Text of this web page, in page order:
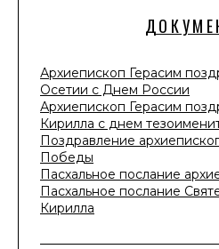
Архиепископ Герасим
Осетии с Днем России
Архиепископ Герасим
Кирилла с днем
Поздравление
Победы
Пасхальное послание
Пасхальное послание
Кирилла